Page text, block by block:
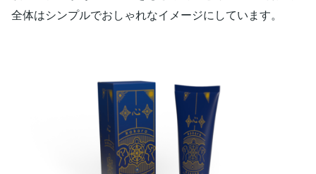
全体はシンプルでおしゃれなイメージにしています。